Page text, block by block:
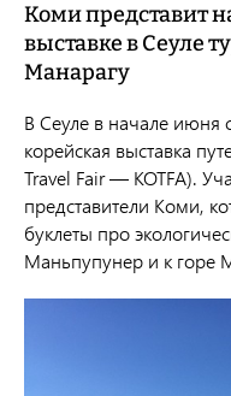
Коми представит
выставке в Сеуле
Манарагу
В Сеуле в начале июня
корейская выставка
Travel Fair — KOTFA).
представители Коми,
буклеты про
Маньпупунер и к горе